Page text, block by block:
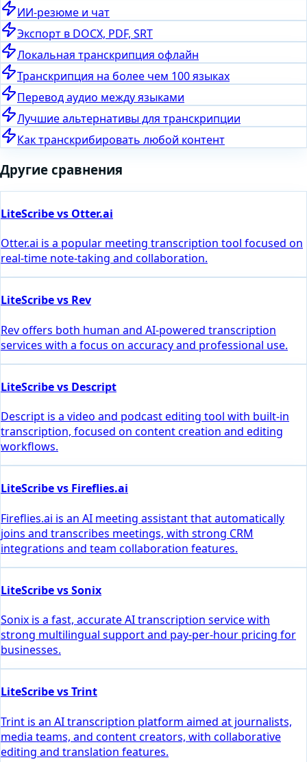
ИИ-резюме и чат
Экспорт в DOCX, PDF, SRT
Локальная транскрипция офлайн
Транскрипция на более чем 100 языках
Перевод аудио между языками
Лучшие альтернативы для транскрипции
Как транскрибировать любой контент
Другие сравнения
LiteScribe vs Otter.ai
Otter.ai is a popular meeting transcription tool focused on
real-time note-taking and collaboration.
LiteScribe vs Rev
Rev offers both human and AI-powered transcription
services with a focus on accuracy and professional use.
LiteScribe vs Descript
Descript is a video and podcast editing tool with built-in
transcription, focused on content creation and editing
workflows.
LiteScribe vs Fireflies.ai
Fireflies.ai is an AI meeting assistant that automatically
joins and transcribes meetings, with strong CRM
integrations and team collaboration features.
LiteScribe vs Sonix
Sonix is a fast, accurate AI transcription service with
strong multilingual support and pay-per-hour pricing for
businesses.
LiteScribe vs Trint
Trint is an AI transcription platform aimed at journalists,
media teams, and content creators, with collaborative
editing and translation features.